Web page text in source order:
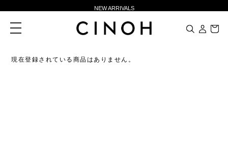
NEW ARRIVALS
新規会員登録500ポイントプレゼント
夏季休業に伴う一部業務休業のお知らせ
toggle
navigation
現在登録されている商品はありません。